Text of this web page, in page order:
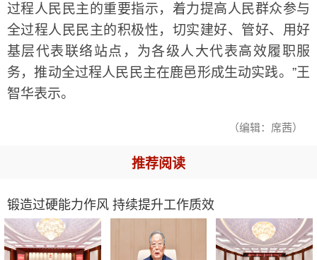
过程人民民主的重要指示，着力提高人民群众参与
全过程人民民主的积极性，切实建好、管好、用好
基层代表联络站点，为各级人大代表高效履职服
务，推动全过程人民民主在鹿邑形成生动实践。”王
智华表示。
（编辑：席茜）
推荐阅读
锻造过硬能力作风 持续提升工作质效